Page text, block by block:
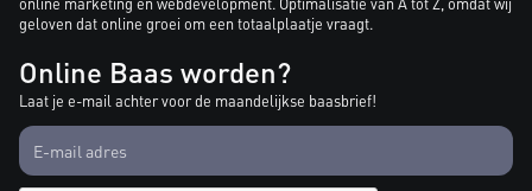
geloven dat online groei om een totaalplaatje vraagt.
Online Baas worden?
Laat je e-mail achter voor de maandelijkse baasbrief!